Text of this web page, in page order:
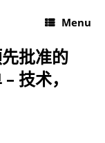
Menu
批准的
技术，